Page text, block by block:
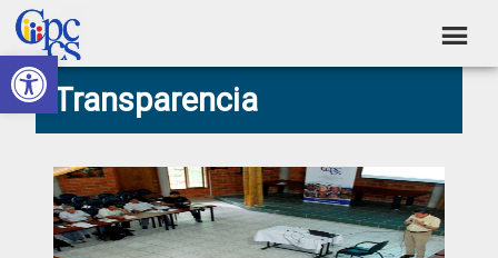
Abrir barra de herramientas
Skip
to
primary
navigation
Skip
to
main
content
Skip
to
primary
sidebar
Skip
to
footer
Consejo
de
Ciudadana
Construyendo
Poder
Ciudadano
Transparencia